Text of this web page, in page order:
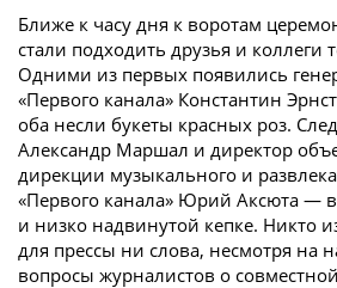
Ближе к часу дня к воротам
стали подходить друзья и коллеги
Одними из первых появились
«Первого канала» Константин
оба несли букеты красных роз.
Александр Маршал и директор
дирекции музыкального и
«Первого канала» Юрий Аксюта —
и низко надвинутой кепке. Никто
для прессы ни слова, несмотря на
вопросы журналистов о